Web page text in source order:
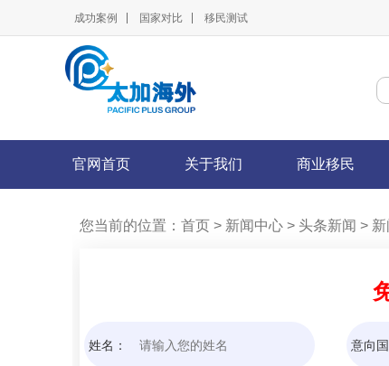
成功案例 国家对比 移民测试
官网首页 关于我们 商业移民
您当前的位置： 首页 > 新闻中心 > 头条新闻 >
姓名： 意向国